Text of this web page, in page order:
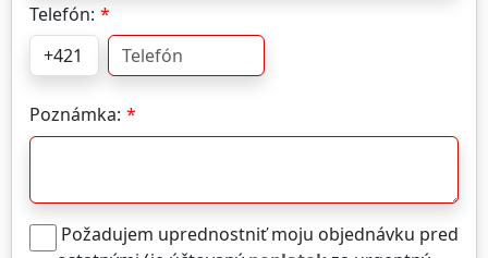
Telefón:
Poznámka:
Požadujem uprednostniť moju objednávku pred